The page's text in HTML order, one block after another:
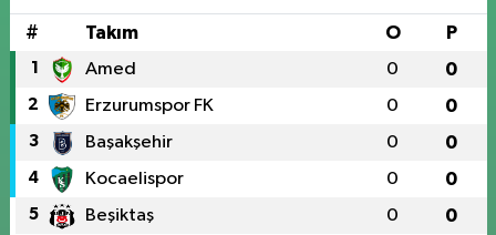
# Takım O P
1 Amed 0 0
2 Erzurumspor FK 0 0
3 Başakşehir 0 0
4 Kocaelispor 0 0
5 Beşiktaş 0 0